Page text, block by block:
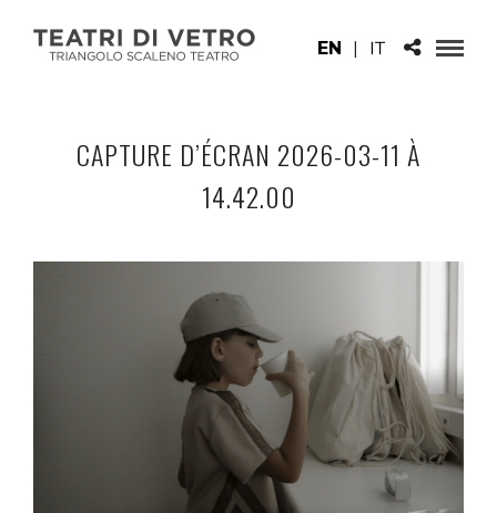
EN | IT
CAPTURE D’ÉCRAN 2026-03-11 À
14.42.00